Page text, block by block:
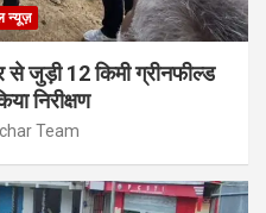
न्यूज़
से जुड़ी 12 किमी ग्रीनफील्ड
निरीक्षण
Team